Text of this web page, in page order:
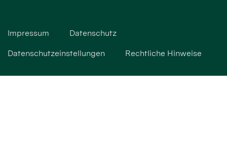
Impressum Datenschutz
Datenschutzeinstellungen Rechtliche Hinweise